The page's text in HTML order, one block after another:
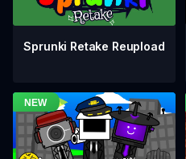
Sprunki Retake Reupload